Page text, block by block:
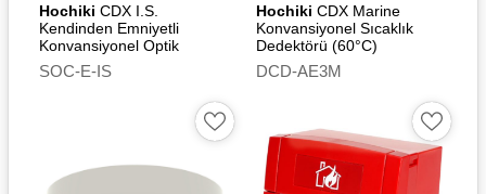
Hochiki CDX I.S.
Kendinden Emniyetli
Konvansiyonel Optik
Duman Dedektörü (Ivory)
SOC-E-IS
Hochiki CDX Marine
Konvansiyonel Sıcaklık
Dedektörü (60°C)
DCD-AE3M